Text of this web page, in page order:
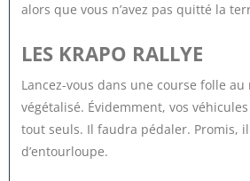
alors que vous n’avez pas quitté la
LES KRAPO RALLYE
Lancez-vous dans une course folle au
végétalisé. Évidemment, vos
tout seuls. Il faudra pédaler. Promis, il
d’entourloupe.